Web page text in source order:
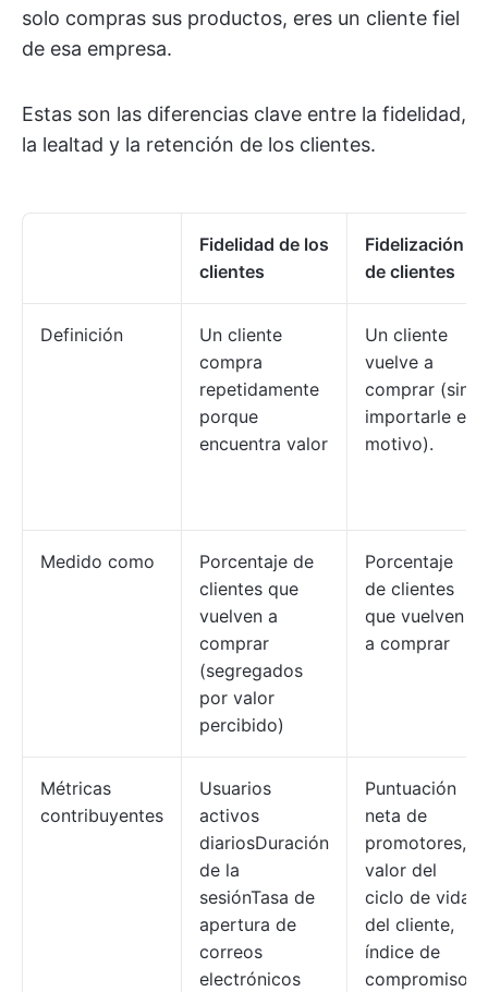
solo compras sus productos, eres un cliente fiel
de esa empresa.
Estas son las diferencias clave entre la fidelidad,
la lealtad y la retención de los clientes.
Fidelidad de los
clientes
Fidelización
de clientes
Definición
Un cliente
compra
repetidamente
porque
encuentra valor
Un cliente
vuelve a
comprar (sin
importarle el
motivo).
Medido como
Porcentaje de
clientes que
vuelven a
comprar
(segregados
por valor
percibido)
Porcentaje
de clientes
que vuelven
a comprar
Métricas
contribuyentes
Usuarios
activos
diariosDuración
de la
sesiónTasa de
apertura de
correos
electrónicos
Puntuación
neta de
promotores,
valor del
ciclo de vida
del cliente,
índice de
compromiso.